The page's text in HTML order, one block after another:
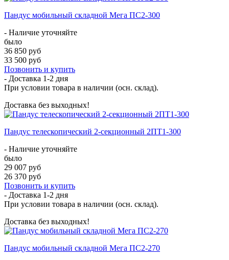
Пандус мобильный складной Мега ПС2-300
- Наличие уточняйте
было
36 850 руб
33 500 руб
Позвонить и купить
- Доставка 1-2 дня
При условии товара в наличии (осн. склад).
Доставка без выходных!
Пандус телескопический 2-секционный 2ПТ1-300
- Наличие уточняйте
было
29 007 руб
26 370 руб
Позвонить и купить
- Доставка 1-2 дня
При условии товара в наличии (осн. склад).
Доставка без выходных!
Пандус мобильный складной Мега ПС2-270